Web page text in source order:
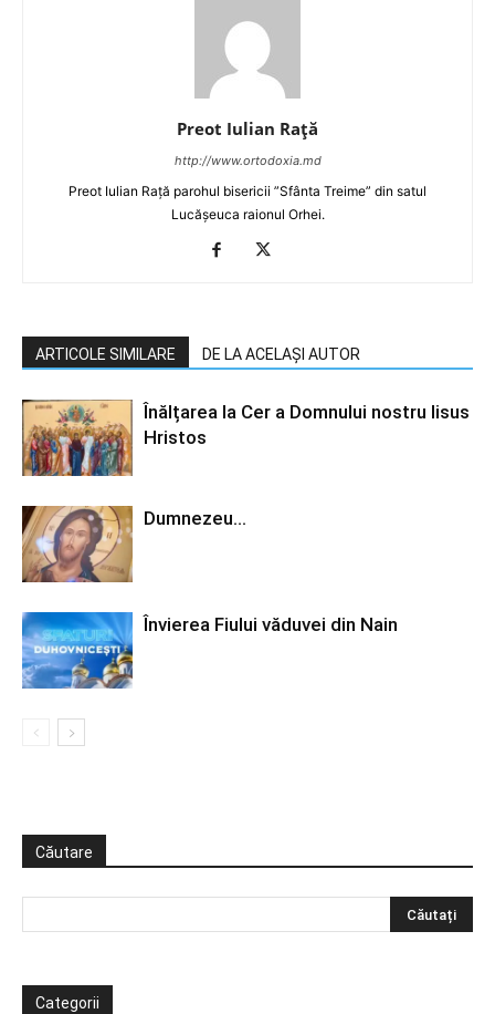
Preot Iulian Raţă
http://www.ortodoxia.md
Preot Iulian Rață parohul bisericii ”Sfânta Treime” din satul
Lucășeuca raionul Orhei.
ARTICOLE SIMILARE DE LA ACELAȘI AUTOR
Înălțarea la Cer a Domnului nostru Iisus
Hristos
Dumnezeu…
Învierea Fiului văduvei din Nain
Căutare
Categorii